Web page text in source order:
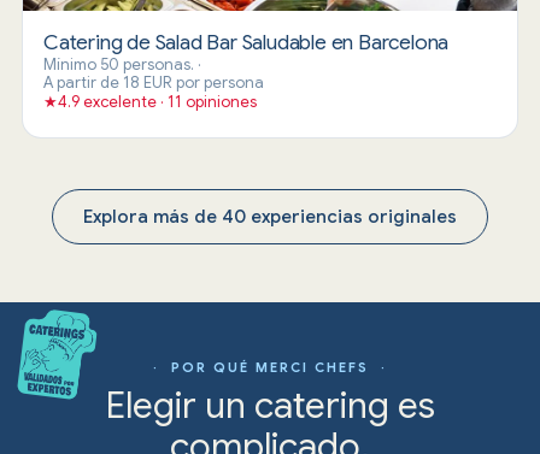
Catering de Salad Bar Saludable en Barcelona
Mínimo 50 personas. ·
A partir de 18 EUR por persona
★4.9 excelente · 11 opiniones
Explora más de 40 experiencias originales
· POR QUÉ MERCI CHEFS ·
Elegir un catering es